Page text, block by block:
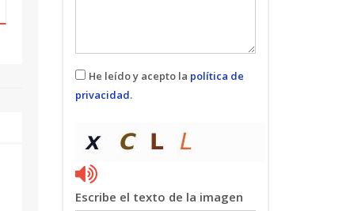
He leído y acepto la política de
privacidad.
Escribe el texto de la imagen